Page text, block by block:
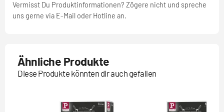
Vermisst Du Produktinformationen? Zögere nicht und spreche
uns gerne via E-Mail oder Hotline an.
Ähnliche Produkte
Diese Produkte könnten dir auch gefallen